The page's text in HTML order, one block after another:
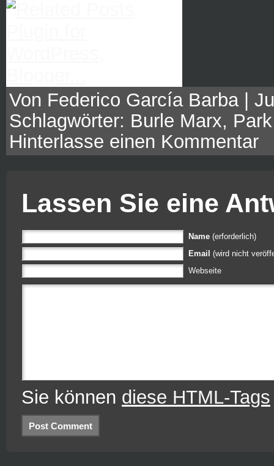
Von Federico García Barba |
Schlagwörter: Burle Marx, Park
Hinterlasse einen Kommentar
Lassen Sie eine
Name (erforderlich)
Email (wird nicht
Webseite
Sie können diese HTML-Tags